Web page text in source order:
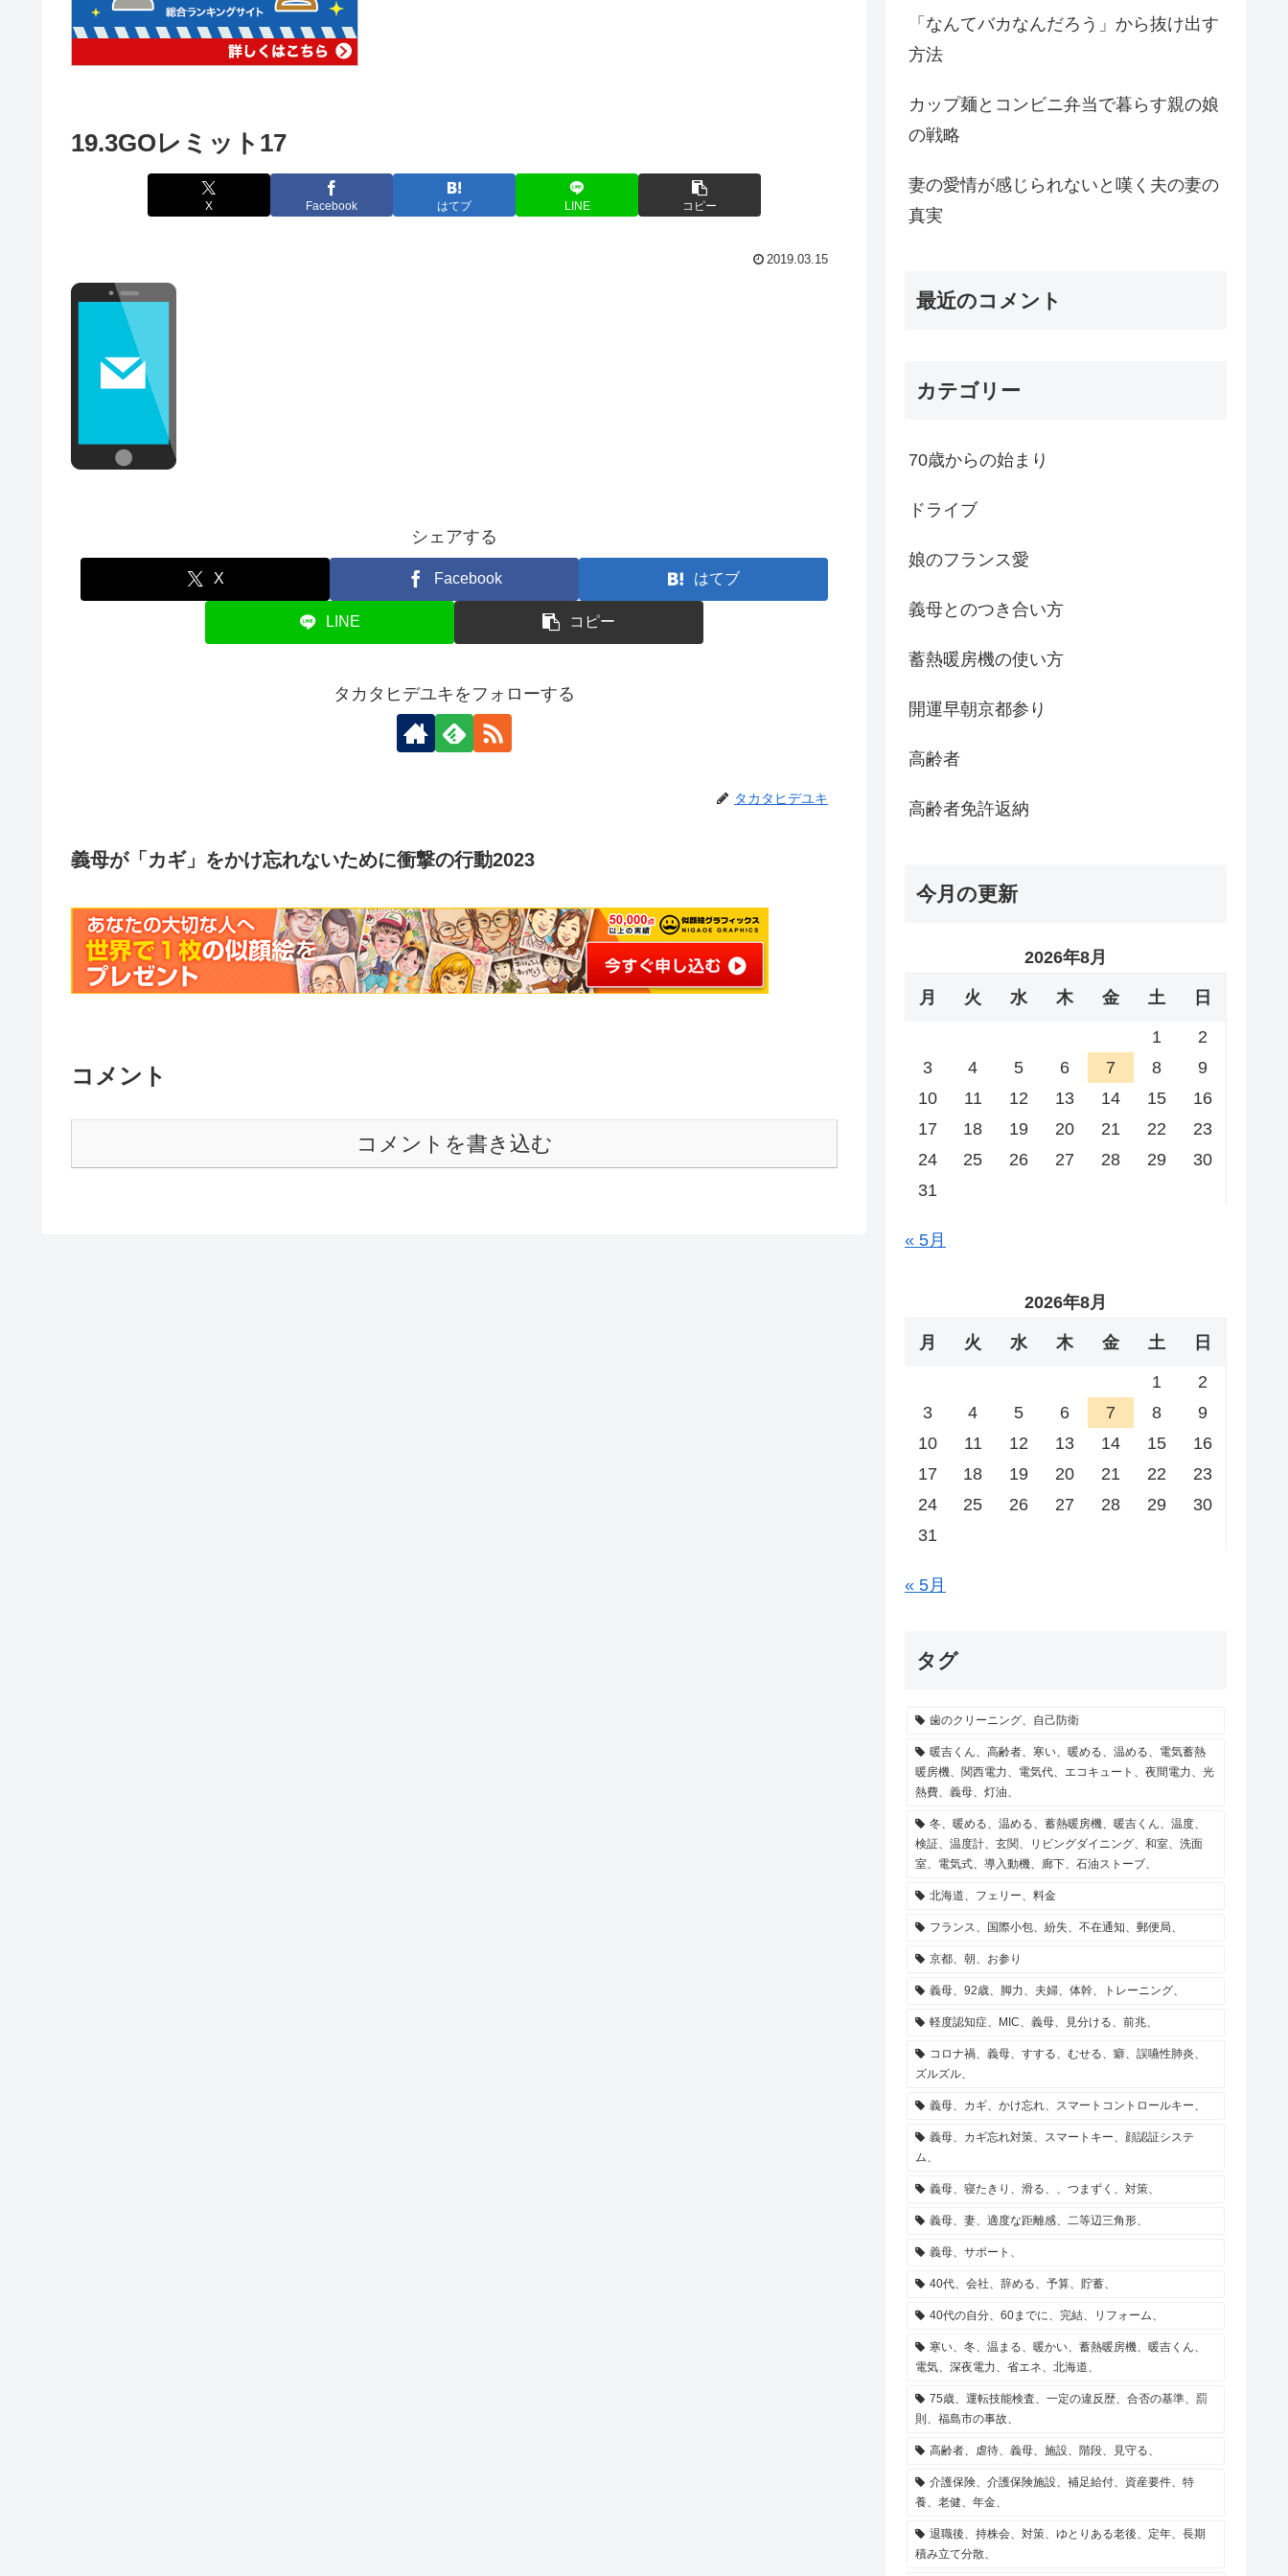
19.3GOレミット17
X Facebook はてブ LINE コピー
2019.03.15
シェアする
X Facebook はてブ
LINE コピー
タカタヒデユキをフォローする
タカタヒデユキ
義母が「カギ」をかけ忘れないために衝撃の行動2023
コメント
コメントを書き込む
「なんてバカなんだろう」から抜け出す
方法
カップ麺とコンビニ弁当で暮らす親の娘
の戦略
妻の愛情が感じられないと嘆く夫の妻の
真実
最近のコメント
カテゴリー
70歳からの始まり
ドライブ
娘のフランス愛
義母とのつき合い方
蓄熱暖房機の使い方
開運早朝京都参り
高齢者
高齢者免許返納
今月の更新
2026年8月
月 火 水 木 金 土 日
1
2
3
4 5 6 7 8
9
10
11 12 13 14 15
16
17
18 19 20 21 22
23
24
25 26 27 28 29
30
31
« 5月
2026年8月
月 火 水 木 金 土 日
1
2
3
4 5 6 7 8
9
10
11 12 13 14 15
16
17
18 19 20 21 22
23
24
25 26 27 28 29
30
31
« 5月
タグ
歯のクリーニング、自己防衛
暖吉くん、高齢者、寒い、暖める、温める、電気蓄熱
暖房機、関西電力、電気代、エコキュート、夜間電力、光
熱費、義母、灯油、
冬、暖める、温める、蓄熱暖房機、暖吉くん、温度、
検証、温度計、玄関、リビングダイニング、和室、洗面
室、電気式、導入動機、廊下、石油ストーブ、
北海道、フェリー、料金
フランス、国際小包、紛失、不在通知、郵便局、
京都、朝、お参り
義母、92歳、脚力、夫婦、体幹、トレーニング、
軽度認知症、MIC、義母、見分ける、前兆、
コロナ禍、義母、すする、むせる、癖、誤嚥性肺炎、
ズルズル、
義母、カギ、かけ忘れ、スマートコントロールキー、
義母、カギ忘れ対策、スマートキー、顔認証システ
ム、
義母、寝たきり、滑る、、つまずく、対策、
義母、妻、適度な距離感、二等辺三角形、
義母、サポート、
40代、会社、辞める、予算、貯蓄、
40代の自分、60までに、完結、リフォーム、
寒い、冬、温まる、暖かい、蓄熱暖房機、暖吉くん、
電気、深夜電力、省エネ、北海道、
75歳、運転技能検査、一定の違反歴、合否の基準、罰
則、福島市の事故、
高齢者、虐待、義母、施設、階段、見守る、
介護保険、介護保険施設、補足給付、資産要件、特
養、老健、年金、
退職後、持株会、対策、ゆとりある老後、定年、長期
積み立て分散、